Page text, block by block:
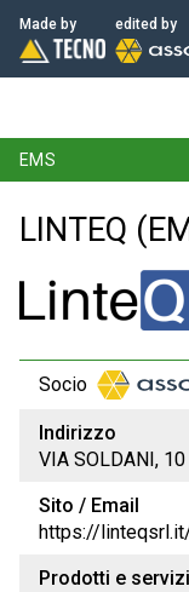
Made by edited by
EMS
LINTEQ
Socio
Indirizzo
VIA SOLDANI,
Sito / Email
https://
Prodotti e servizi